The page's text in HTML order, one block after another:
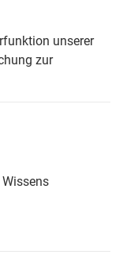
unserer
zur